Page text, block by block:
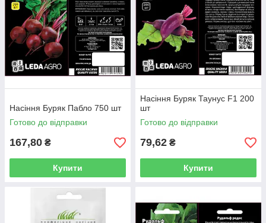
Насіння Буряк Пабло 750 шт
Готово до відправки
167,80 ₴
Купити
Насіння Буряк Таунус F1 200
шт
Готово до відправки
79,62 ₴
Купити